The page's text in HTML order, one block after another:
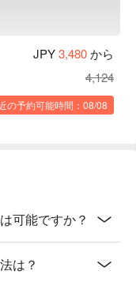
JPY3,480から
4,124
の予約可能時間：08/08
可能ですか？
は？